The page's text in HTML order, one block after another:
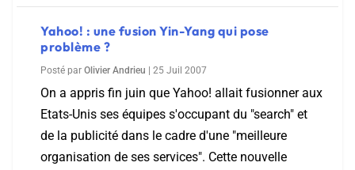
Yahoo! : une fusion Yin-Yang qui pose
problème ?
Posté par Olivier Andrieu 25 Juil 2007
On a appris fin juin que Yahoo! allait fusionner aux
Etats-Unis ses équipes s'occupant du "search" et
de la publicité dans le cadre d'une "meilleure
organisation de ses services". Cette nouvelle